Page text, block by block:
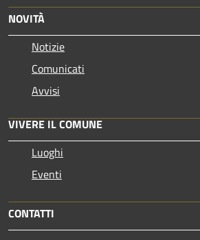
NOVITÀ
Notizie
Comunicati
Avvisi
VIVERE IL COMUNE
Luoghi
Eventi
CONTATTI